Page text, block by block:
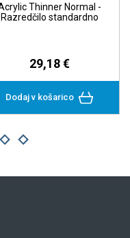
Thinner Normal -
Razredčilo standardno
29,18 €
Dodaj v košarico